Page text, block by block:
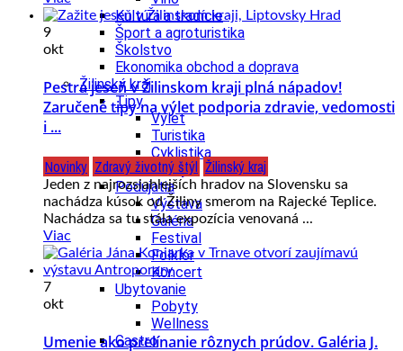
Kultúra a tradície
Šport a agroturistika
Školstvo
Ekonomika obchod a doprava
Žilinský kraj
Tipy
Výlet
Turistika
Cyklistika
Hrady
Podujatia
Výstava
Galéria
Festival
Folklór
Koncert
Ubytovanie
Pobyty
Wellness
Gastro
9
okt
Pestrá jeseň v Žilinskom kraji plná nápadov!
Zaručené tipy na výlet podporia zdravie, vedomosti
i ...
Novinky Zdravý životný štýl Žilinský kraj
Jeden z najrozsiahlejších hradov na Slovensku sa
nachádza kúsok od Žiliny smerom na Rajecké Teplice.
Nachádza sa tu stála expozícia venovaná ...
Viac
7
okt
Umenie ako prelínanie rôznych prúdov. Galéria J.